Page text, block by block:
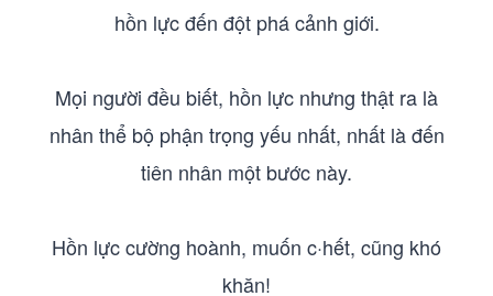
hồn lực đến đột phá cảnh giới.
Mọi người đều biết, hồn lực nhưng thật ra là
nhân thể bộ phận trọng yếu nhất, nhất là đến
tiên nhân một bước này.
Hồn lực cường hoành, muốn c·hết, cũng khó
khăn!